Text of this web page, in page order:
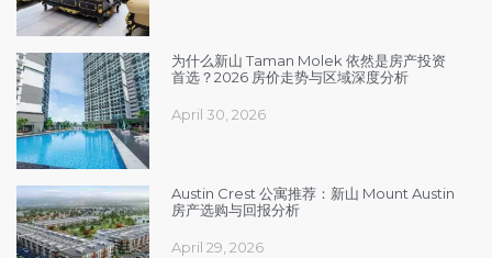
为什么新山 Taman Molek 依然是房产投资
首选？2026 房价走势与区域深度分析
April 30, 2026
Austin Crest 公寓推荐：新山 Mount Austin
房产选购与回报分析
April 29, 2026